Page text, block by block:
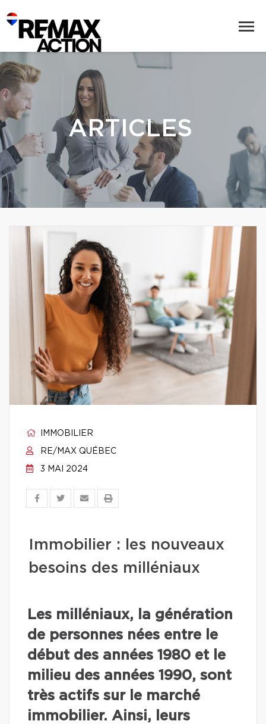
ARTICLES
IMMOBILIER
RE/MAX QUÉBEC
3 MAI 2024
Immobilier : les nouveaux
besoins des milléniaux
Les milléniaux, la génération
de personnes nées entre le
début des années 1980 et le
milieu des années 1990, sont
très actifs sur le marché
immobilier. Ainsi, leurs